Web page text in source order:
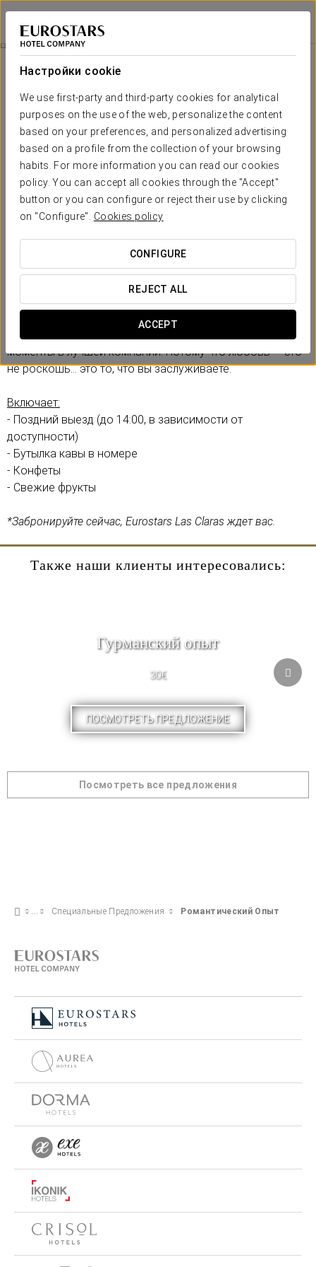
Настройки cookie
We use first-party and third-party cookies for analytical
purposes on the use of the web, personalize the content
based on your preferences, and personalized advertising
based on a profile from the collection of your browsing
habits. For more information you can read our cookies
policy. You can accept all cookies through the "Accept"
button or you can configure or reject their use by clicking
on "Configure". Cookies policy
CONFIGURE
REJECT ALL
ACCEPT
Eurostars Las Claras
САЛАМАНКА
Pомантический Опыт
14€
Pомантический опыт
Попробуйте наш новый Романтический опыт и
наслаждайтесь вместе в Eurostars Las Claras.
Не упустите эту ограниченную возможность.
Проснитесь без спешки и разделите уникальные
моменты в лучшей компании. Потому что любовь — это
не роскошь... это то, что вы заслуживаете.
Включает:
- Поздний выезд (до 14:00, в зависимости от
доступности)
- Бутылка кавы в номере
- Конфеты
- Свежие фрукты
*Забронируйте сейчас, Eurostars Las Claras ждет вас.
Также наши клиенты интересовались:
Гурманский опыт
30€
ПОСМОТРЕТЬ ПРЕДЛОЖЕНИЕ
Посмотреть все предложения
Специальные Предложения Pомантический Опыт